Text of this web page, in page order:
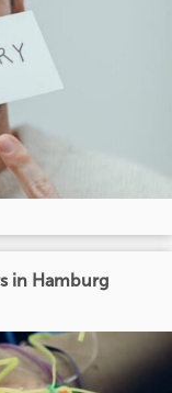
in Hamburg